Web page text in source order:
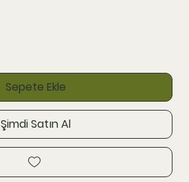
Sepete Ekle
Şimdi Satın Al